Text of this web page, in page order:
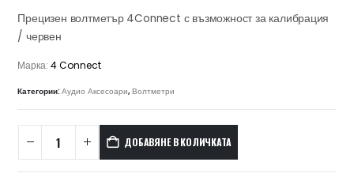
Прецизен волтметър 4Connect с възможност за калибрация
/ червен
Марка:4 Connect
Категории:Аудио Аксесоари,Волтметри
ДОБАВЯНЕ В КОЛИЧКАТА